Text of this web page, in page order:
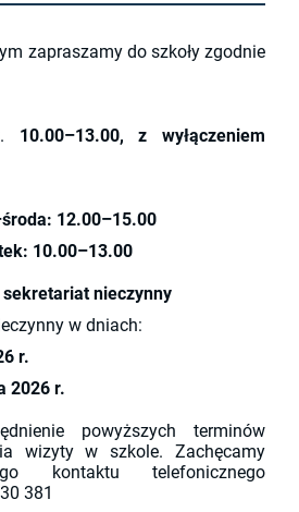
zapraszamy do szkoły zgodnie
10.00–13.00, z wyłączeniem
12.00–15.00
10.00–13.00
nieczynny
w dniach:
r.
2026 r.
powyższych terminów
wizyty w szkole. Zachęcamy
kontaktu telefonicznego
381